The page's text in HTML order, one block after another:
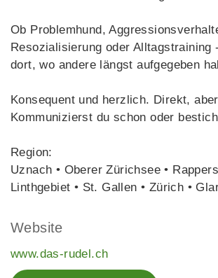
Ob Problemhund,
Resozialisierung oder Alltagstraining
dort, wo andere längst aufgegeben
Konsequent und herzlich. Direkt,
Kommunizierst du schon oder
Region:
Uznach • Oberer Zürichsee •
Linthgebiet • St. Gallen • Zürich •
Website
www.das-rudel.ch